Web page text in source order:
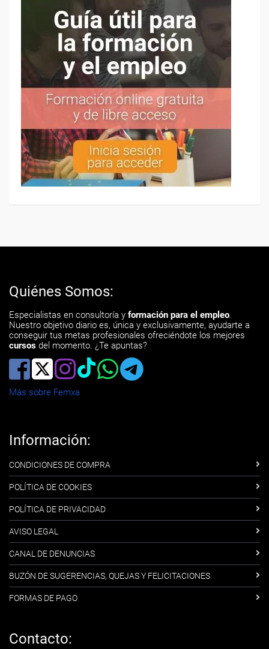
Quiénes Somos:
Especialistas en consultoría y formación para el empleo.
Nuestro objetivo diario es, única y exclusivamente, ayudarte a
conseguir tus metas profesionales ofreciéndote los mejores
cursos del momento. ¿Te apuntas?
Más sobre Femxa
Información:
CONDICIONES DE COMPRA
POLÍTICA DE COOKIES
POLÍTICA DE PRIVACIDAD
AVISO LEGAL
CANAL DE DENUNCIAS
BUZÓN DE SUGERENCIAS, QUEJAS Y FELICITACIONES
FORMAS DE PAGO
Contacto: